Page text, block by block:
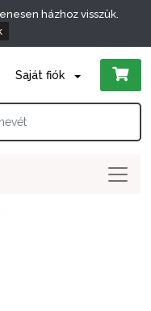
házhoz visszük.
Saját fiók